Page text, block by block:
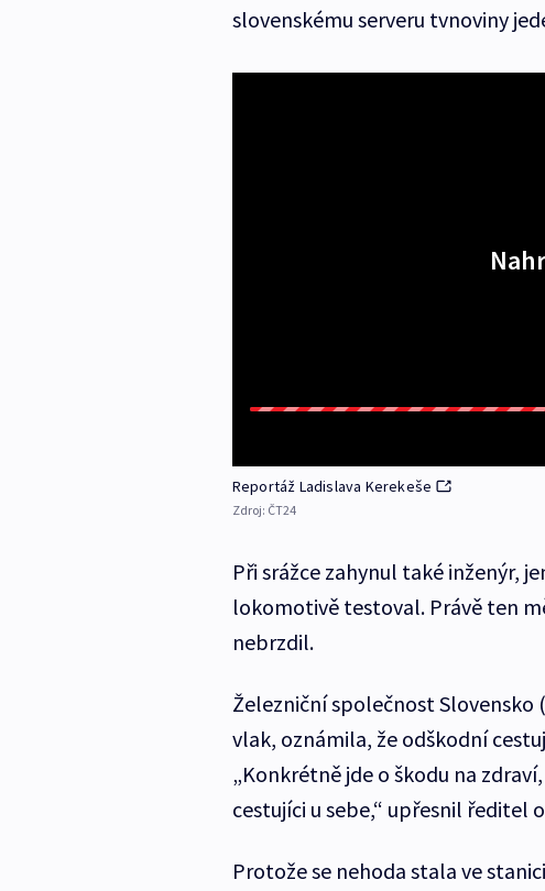
slovenskému serveru tvnoviny
Reportáž Ladislava Kerekeše
Zdroj: ČT24
Při srážce zahynul také inženýr,
lokomotivě testoval. Právě ten
nebrzdil.
Železniční společnost Slovensko
vlak, oznámila, že odškodní
„Konkrétně jde o škodu na
cestujíci u sebe,“ upřesnil ředitel
Protože se nehoda stala ve